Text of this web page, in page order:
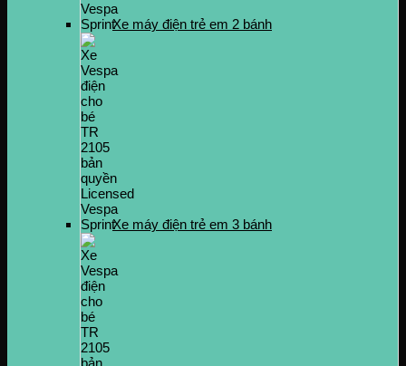
Xe máy điện trẻ em 2 bánh
Xe máy điện trẻ em 3 bánh